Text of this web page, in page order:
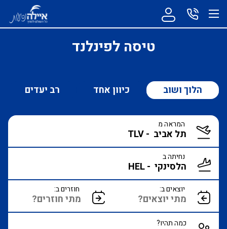
טיסה לפינלנד
הלוך ושוב כיוון אחד רב יעדים
המראה מ
נחיתה ב
יוצאים ב: חוזרים ב:
כמה תהיו?